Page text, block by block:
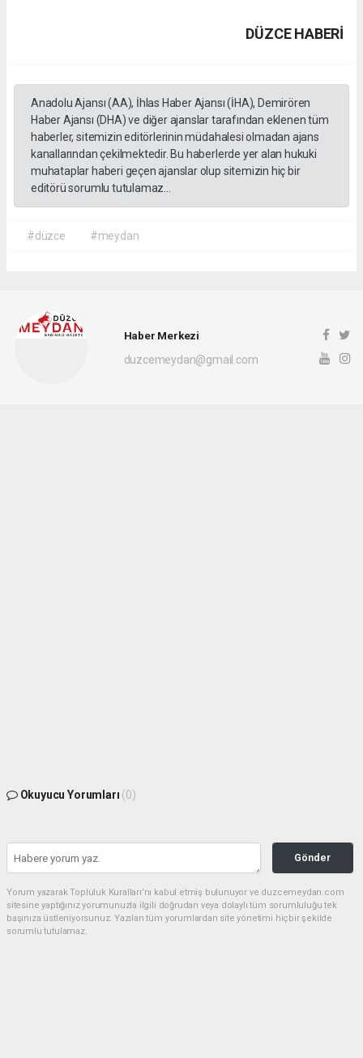
DÜZCE HABERİ
Anadolu Ajansı (AA), İhlas Haber Ajansı (İHA), Demirören
Haber Ajansı (DHA) ve diğer ajanslar tarafından eklenen tüm
haberler, sitemizin editörlerinin müdahalesi olmadan ajans
kanallarından çekilmektedir. Bu haberlerde yer alan hukuki
muhataplar haberi geçen ajanslar olup sitemizin hiç bir
editörü sorumlu tutulamaz...
#düzce #meydan
Haber Merkezi
duzcemeydan@gmail.com
Okuyucu Yorumları (0)
Gönder
Yorum yazarak Topluluk Kuralları’nı kabul etmiş bulunuyor ve duzcemeydan.com
sitesine yaptığınız yorumunuzla ilgili doğrudan veya dolaylı tüm sorumluluğu tek
başınıza üstleniyorsunuz. Yazılan tüm yorumlardan site yönetimi hiçbir şekilde
sorumlu tutulamaz.